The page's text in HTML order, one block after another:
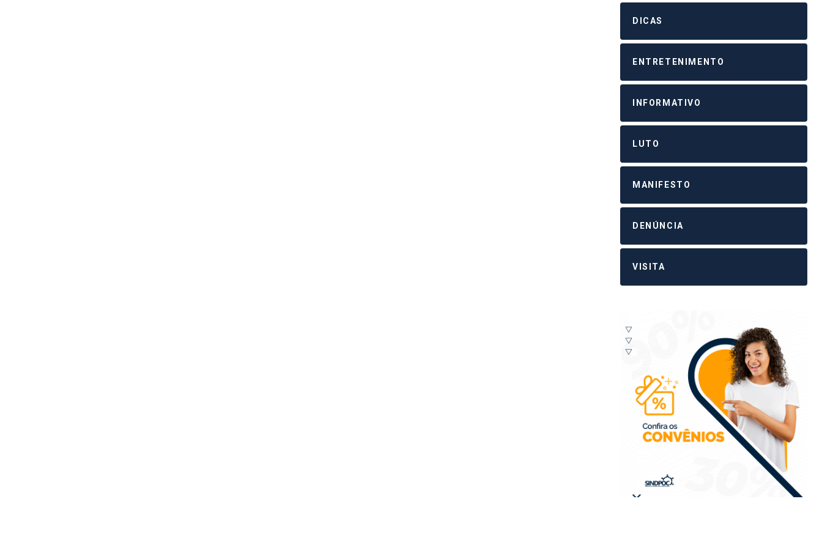
DICAS
ENTRETENIMENTO
INFORMATIVO
LUTO
MANIFESTO
DENÚNCIA
VISITA